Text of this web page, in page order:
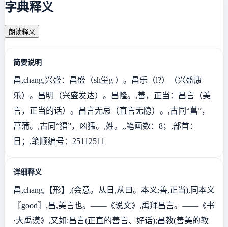
字典释义
朗读释义
简要说明
昌,chāng,兴盛：昌盛（sh坣g ）。昌乐（l?）（兴盛康
乐）。昌明（兴盛发达）。昌隆。,善，正当：昌言（美
言，正当的话）。昌言无忌（直言无隐）。,古同“菖”，
菖蒲。,古同“猖”，凶猛。,姓。,,笔画数：8；,部首：
日；,笔顺编号：25112511
详细释义
昌,chāng,【形】,(会意。从日,从曰。本义:善,正当),同本义
〖good〗,昌,美言也。——《说文》,禹拜昌言。——《书
·大禹谟》,又如:昌言(正直的善言、好话);昌教(善美的教